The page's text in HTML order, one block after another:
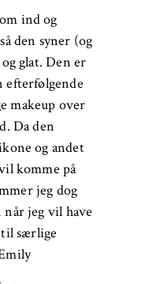
ind og
den syner (og
glat. Den er
efterfølgende
makeup over
Da den
og andet
komme på
jeg dog
jeg vil have
til særlige